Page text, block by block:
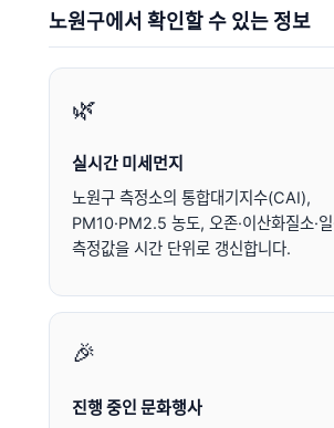
노원구에서 확인할 수 있는 정보
🌿
실시간 미세먼지
노원구 측정소의 통합대기지수(CAI),
PM10·PM2.5 농도, 오존·이산화질소·
측정값을 시간 단위로 갱신합니다.
🎉
진행 중인 문화행사